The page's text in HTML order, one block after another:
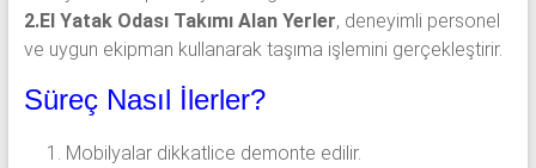
2.El Yatak Odası Takımı Alan Yerler, deneyimli personel
ve uygun ekipman kullanarak taşıma işlemini gerçekleştirir.
Süreç Nasıl İlerler?
Mobilyalar dikkatlice demonte edilir.